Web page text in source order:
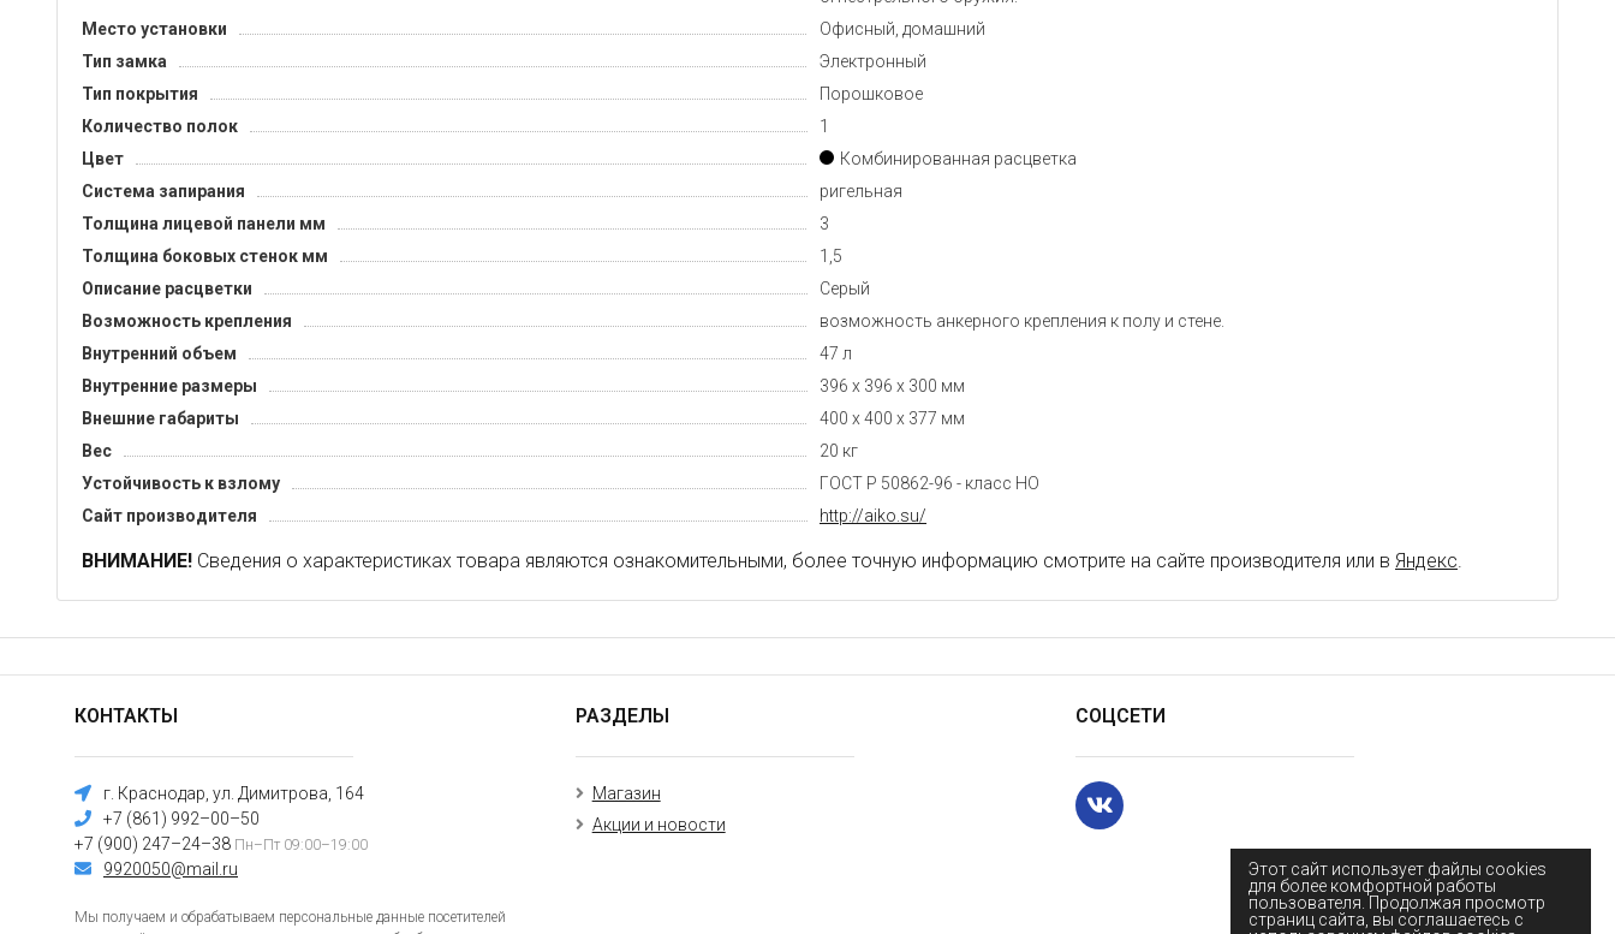
Этот сайт использует файлы cookies
для более комфортной работы
пользователя. Продолжая просмотр
страниц сайта, вы соглашаетесь с
Место установки
Офисный, домашний
Тип замка
Электронный
Тип покрытия
Порошковое
Количество полок
1
Цвет
Комбинированная расцветка
Система запирания
ригельная
Толщина лицевой панели мм
3
Толщина боковых стенок мм
1,5
Описание расцветки
Серый
Возможность крепления
возможность анкерного крепления к полу и стене.
Внутренний объем
47 л
Внутренние размеры
396 х 396 х 300 мм
Внешние габариты
400 х 400 х 377 мм
Вес
20 кг
Устойчивость к взлому
ГОСТ Р 50862-96 - класс НО
Сайт производителя
http://aiko.su/
ВНИМАНИЕ! Сведения о характеристиках товара являются ознакомительными, более точную информацию смотрите на сайте производителя или в Яндекс.
КОНТАКТЫ
г. Краснодар, ул. Димитрова, 164
+7 (861) 992–00–50
+7 (900) 247–24–38 Пн–Пт 09:00–19:00
9920050@mail.ru
Мы получаем и обрабатываем персональные данные посетителей
РАЗДЕЛЫ
Магазин
Акции и новости
СОЦСЕТИ